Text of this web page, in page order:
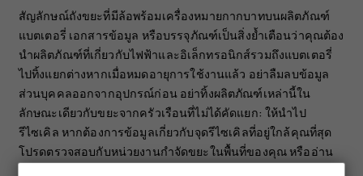
สัญลักษณ์ถังขยะที่มีล้อพร้อมเครื่องหมายกากบาทบนผลิตภัณฑ์
แบตเตอรี่ เอกสารข้อมูล หรือบรรจุภัณฑ์เป็นสิ่งย้ำเตือนว่าคุณต้อง
นำผลิตภัณฑ์ที่เกี่ยวกับไฟฟ้าและอิเล็กทรอนิกส์รวมถึงแบตเตอรี่
ไปทิ้งแยกต่างหากเมื่อหมดอายุการใช้งานแล้ว อย่าลืมลบข้อมูล
ส่วนบุคคลออกจากอุปกรณ์ก่อน อย่าทิ้งผลิตภัณฑ์เหล่านี้ใน
ลักษณะเดียวกับขยะจากครัวเรือนที่ไม่ได้คัดแยก: ให้นำไป
รีไซเคิล หากต้องการข้อมูลเกี่ยวกับจุดรีไซเคิลที่อยู่ใกล้คุณที่สุด
โปรดตรวจสอบกับหน่วยงานกำจัดขยะในพื้นที่ของคุณ หรืออ่าน